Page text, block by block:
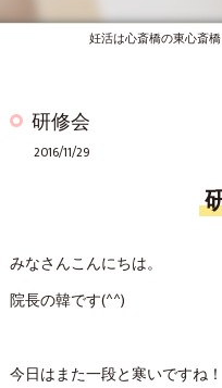
妊活は心斎橋の東心斎
研修会
2016/11/29
みなさんこんにちは。
院長の韓です(^^)
今日はまた一段と寒いですね！